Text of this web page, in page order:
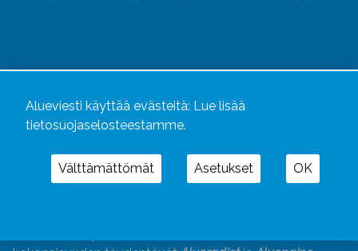
Alueviesti käyttää evästeitä: Lue lisää
tietosuojaselosteestamme.
Välttämättömät Asetukset OK